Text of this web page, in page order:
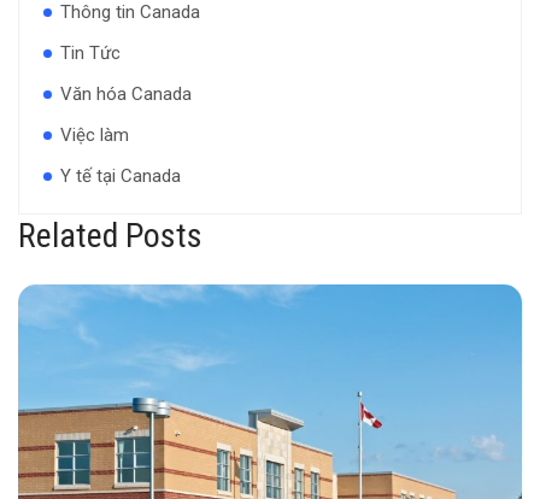
Thông tin Canada
Tin Tức
Văn hóa Canada
Việc làm
Y tế tại Canada
Related Posts